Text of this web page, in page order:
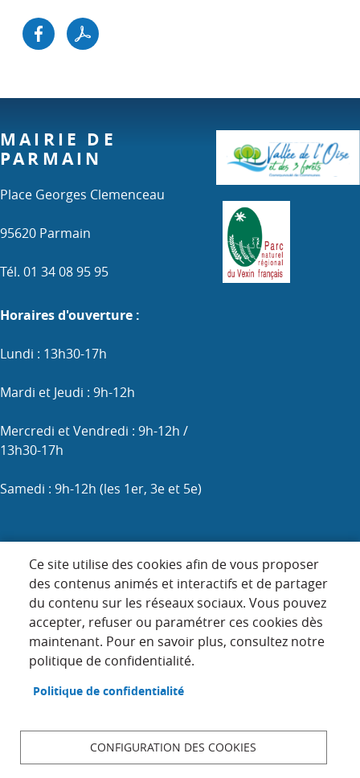
Ce site utilise des cookies afin de vous proposer
des contenus animés et interactifs et de partager
du contenu sur les réseaux sociaux. Vous pouvez
accepter, refuser ou paramétrer ces cookies dès
maintenant. Pour en savoir plus, consultez notre
politique de confidentialité.
Politique de confidentialité
CONFIGURATION DES COOKIES
MAIRIE DE
PARMAIN
Place Georges Clemenceau
95620 Parmain
Tél. 01 34 08 95 95
Horaires d'ouverture :
Lundi : 13h30-17h
Mardi et Jeudi : 9h-12h
Mercredi et Vendredi : 9h-12h /
13h30-17h
Samedi : 9h-12h (les 1er, 3e et 5e)
Menu
Pied
page
ACCUEIL
PLAN DU SITE
CONTACT
MENTIONS LÉGALES
ACCESSIBILITÉ : NON CONFORME
S'IDENTIFIER